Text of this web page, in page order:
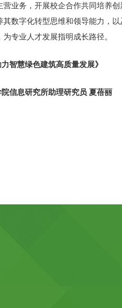
营业务，开展校企合作共同培养
其数字化转型思维和领导能力，
专业人才发展指明成长路径。
智慧绿色建筑高质量发展》
信息研究所助理研究员 夏蓓丽